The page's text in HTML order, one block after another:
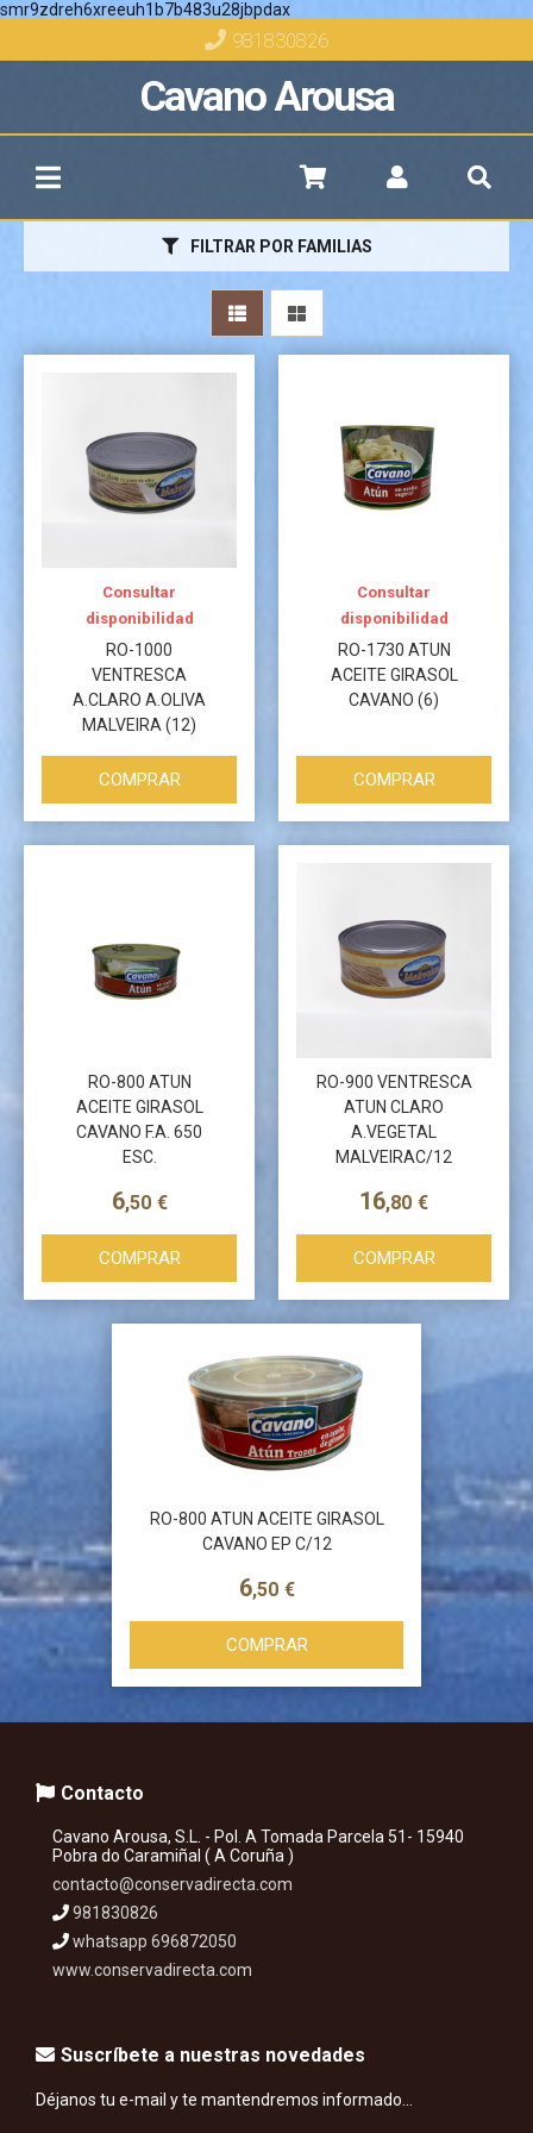
smr9zdreh6xreeuh1b7b483u28jbpdax
Cavano Arousa
981830826
FILTRAR POR FAMILIAS
RO-1000
VENTRESCA
A.CLARO A.OLIVA
MALVEIRA (12)
Consultar
disponibilidad
COMPRAR
RO-1730 ATUN
ACEITE GIRASOL
CAVANO (6)
Consultar
disponibilidad
COMPRAR
RO-800 ATUN
ACEITE GIRASOL
CAVANO F.A. 650
ESC.
6,50 €
COMPRAR
RO-900 VENTRESCA
ATUN CLARO
A.VEGETAL
MALVEIRAC/12
16,80 €
COMPRAR
RO-800 ATUN ACEITE GIRASOL
CAVANO EP C/12
6,50 €
COMPRAR
Contacto
Cavano Arousa, S.L. - Pol. A Tomada Parcela 51- 15940
Pobra do Caramiñal ( A Coruña )
contacto@conservadirecta.com
981830826
whatsapp 696872050
www.conservadirecta.com
Suscríbete a nuestras novedades
Déjanos tu e-mail y te mantendremos informado...